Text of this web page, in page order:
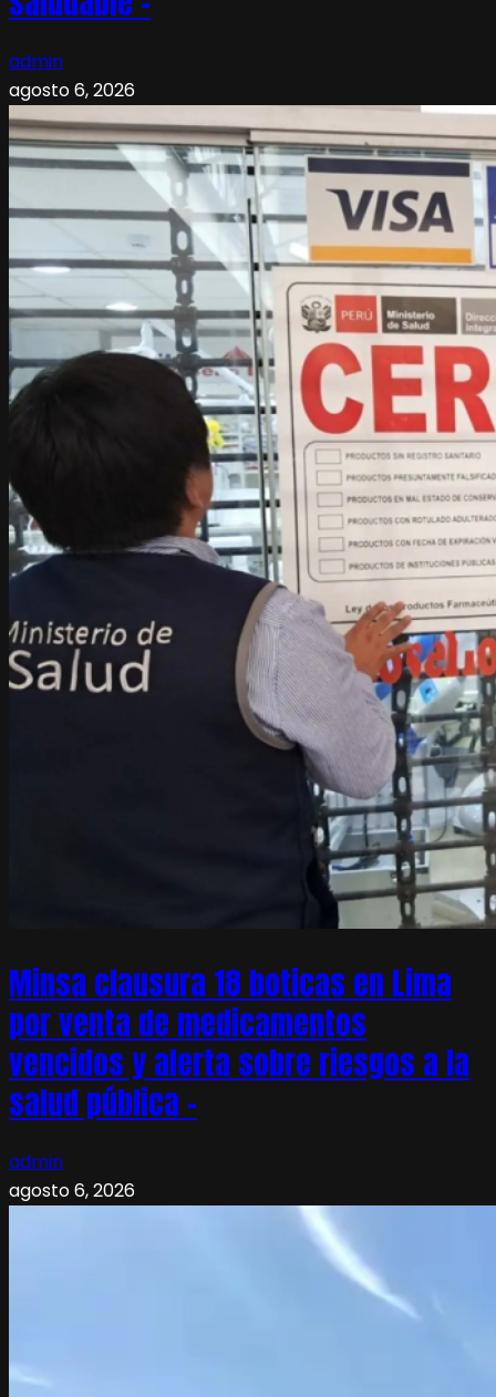
admin
agosto 6, 2026
Minsa clausura 18 boticas en Lima
por venta de medicamentos
vencidos y alerta sobre riesgos a la
salud pública –
admin
agosto 6, 2026